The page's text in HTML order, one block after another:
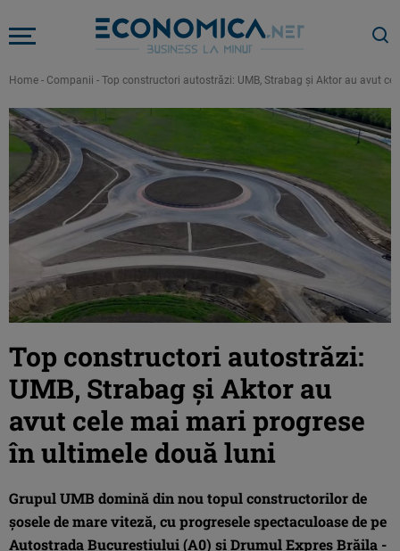
Home - Companii - Top constructori autostrăzi: UMB, Strabag și Aktor au avut
Top constructori autostrăzi:
UMB, Strabag și Aktor au
avut cele mai mari progrese
în ultimele două luni
Grupul UMB domină din nou topul constructorilor de
șosele de mare viteză, cu progresele spectaculoase de pe
Autostrada Bucureștiului (A0) și Drumul Expres Brăila -